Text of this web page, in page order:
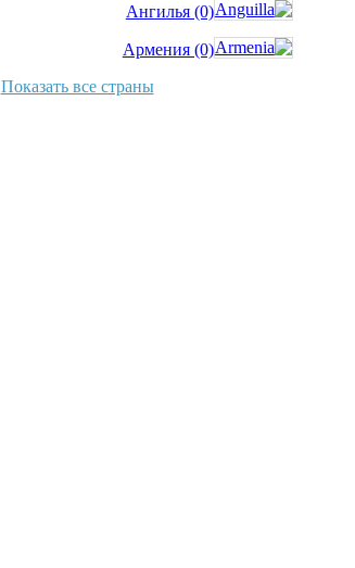
Ангилья (0)
Армения (0)
Показать все страны